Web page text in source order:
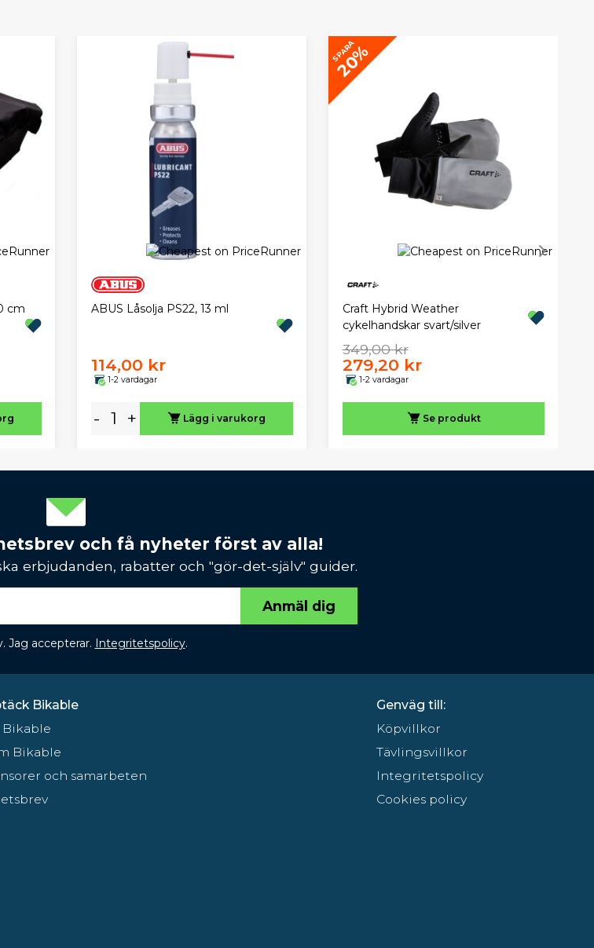
cm ABUS Låsolja PS22, 13 ml
114,00 kr
1-2 vardagar
- + Lägg i varukorg
SPARA
20%
Craft Hybrid Weather
cykelhandskar svart/silver
349,00 kr
279,20 kr
1-2 vardagar
Se produkt
och få nyheter först av alla!
erbjudanden, rabatter och "gör-det-själv" guider.
Anmäl dig
Jag accepterar. Integritetspolicy.
Bikable
Bikable
Bikable
och samarbeten
Genväg till:
Köpvillkor
Tävlingsvillkor
Integritetspolicy
Cookies policy